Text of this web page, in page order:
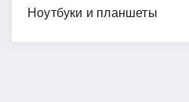
Ноутбуки и планшеты